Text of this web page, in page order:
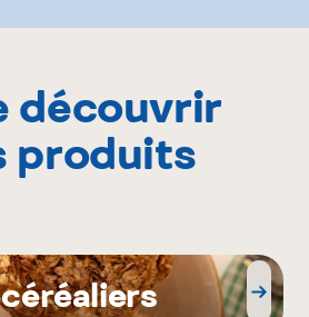
découvrir
produits